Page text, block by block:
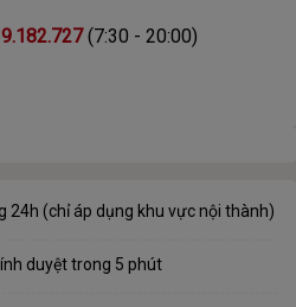
(7:30 - 20:00)
24h (chỉ áp dụng khu vực nội thành)
duyệt trong 5 phút